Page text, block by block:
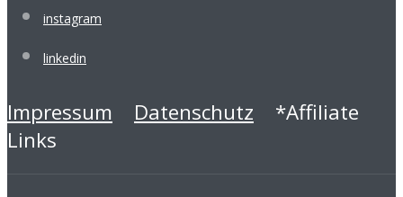
instagram
linkedin
Impressum Datenschutz *Affiliate
Links